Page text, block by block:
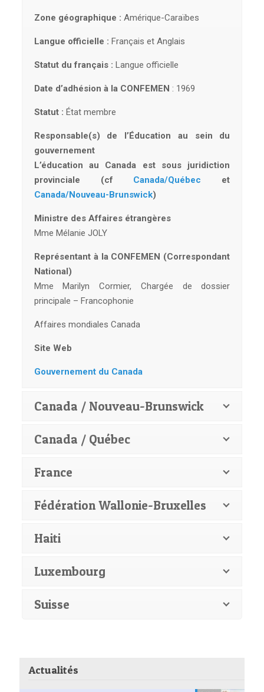
Zone géographique : Amérique-Caraïbes
Langue officielle : Français et Anglais
Statut du français : Langue officielle
Date d’adhésion à la CONFEMEN : 1969
Statut : État membre
Responsable(s) de l’Éducation au sein du
gouvernement
L’éducation au Canada est sous juridiction
provinciale (cf Canada/Québec et
Canada/Nouveau-Brunswick)
Ministre des Affaires étrangères
Mme Mélanie JOLY
Représentant à la CONFEMEN (Correspondant
National)
Mme Marilyn Cormier, Chargée de dossier
principale – Francophonie
Affaires mondiales Canada
Site Web
Gouvernement du Canada
Canada / Nouveau-Brunswick
Canada / Québec
France
Fédération Wallonie-Bruxelles
Haiti
Luxembourg
Suisse
Actualités